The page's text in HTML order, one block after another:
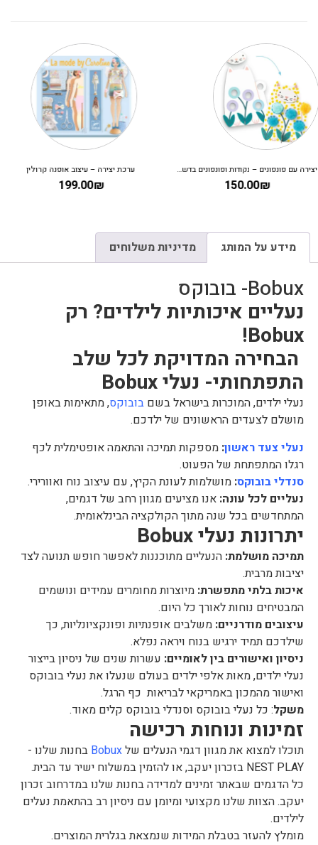
ערכת יצירה – עיצוב אופנה קרולין
199.00₪
משחק קופסא לילדים – קריסטלים בחלל
130.00₪
מידע על המותג מדיניות משלוחים
Bobux- בובוקס
נעליים איכותיות לילדים? רק
Bobux!
הבחירה המדויקת לכל שלב
התפתחותי- נעלי Bobux
נעלי ילדים, המוכרות בישראל בשם בובוקס, מתאימות באופן
מושלם לצעדים הראשונים של ילדכם.
נעלי צעד ראשון: מספקות תמיכה והתאמה אופטימלית לכף
רגלו המתפתחת של הפעוט.
סנדלי בובוקס: מושלמות לעונת הקיץ, עם עיצוב נוח ואוורירי.
נעליים לכל עונה: אנו מציעים מגוון רחב של דגמים,
המתחדשים בכל שנה מתוך הקולקציה הבינלאומית.
יתרונות נעלי Bobux
תמיכה מושלמת: הנעליים מתוכננות לאפשר חופש תנועה לצד
יציבות מרבית.
איכות בלתי מתפשרת: מיוצרות מחומרים עמידים ונושמים
המבטיחים נוחות לאורך כל היום.
עיצובים מודרניים: משלבים אופנתיות ופונקציונליות, כך
שילדכם תמיד ירגיש בנוח ויראה נפלא.
ניסיון ואישורים בין לאומיים: עשרות שנים של ניסיון בייצור
נעלי ילדים, מאות אלפי ילדים בעולם שנעלו את נעלי בובוקס
ואישור מהמכון באמריקאי לבריאות כף הרגל.
משקל: כל נעלי בובוקס וסנדלי בובוקס קלים מאוד.
זמינות ונוחות רכישה
תוכלו למצוא את מגוון דגמי הנעלים של
בחנות שלנו -
NEST PLAY בזכרון יעקב, או להזמין במשלוח ישיר עד הבית.
כל הדגמים שבאתר זמינים למדידה בחנות שלנו במדרחוב זכרון
יעקב. הצוות שלנו מקצועי ומיומן עם ניסיון רב בהתאמת נעלים
לילדים.
מומלץ להעזר בטבלת המידות שנמצאת בגלרית המוצרים.